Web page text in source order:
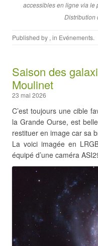
accessibles en ligne via le
Distribution
Published by , in Evénements.
Saison des
Moulinet
23 mai 2026
C’est toujours une cible
la Grande Ourse, est
restituer en image car sa
La voici imagée en
équipé d’une caméra